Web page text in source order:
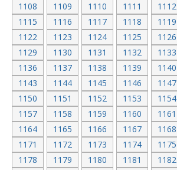
1108
1109 1110 1111 1112
1115
1116 1117 1118 1119
1122
1123 1124 1125 1126
1129
1130 1131 1132 1133
1136
1137 1138 1139 1140
1143
1144 1145 1146 1147
1150
1151 1152 1153 1154
1157
1158 1159 1160 1161
1164
1165 1166 1167 1168
1171
1172 1173 1174 1175
1178
1179 1180 1181 1182